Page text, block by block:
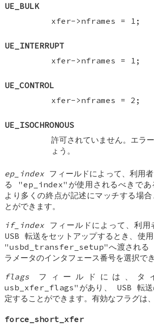
UE_BULK
xfer->nframes = 1;
UE_INTERRUPT
xfer->nframes = 1;
UE_CONTROL
xfer->nframes = 2;
UE_ISOCHRONOUS
許可されていません。エラ
ょう。
ep_index フィールドによって、利用
る "ep_index"が使用されるべきであ
より多くの終点が記述にマッチする場
とができます。
if_index フィールドによって、利用
USB 転送をセットアップするとき、使
"usbd_transfer_setup"へ渡され
ラメータのインタフェース番号を選択でき
flags フィールドには、
usb_xfer_flags"があり、 USB 転送
定することができます。有効なフラグは
force_short_xfer